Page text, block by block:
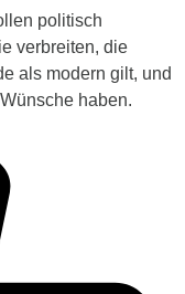
politisch
verbreiten, die
als modern gilt, und
haben.